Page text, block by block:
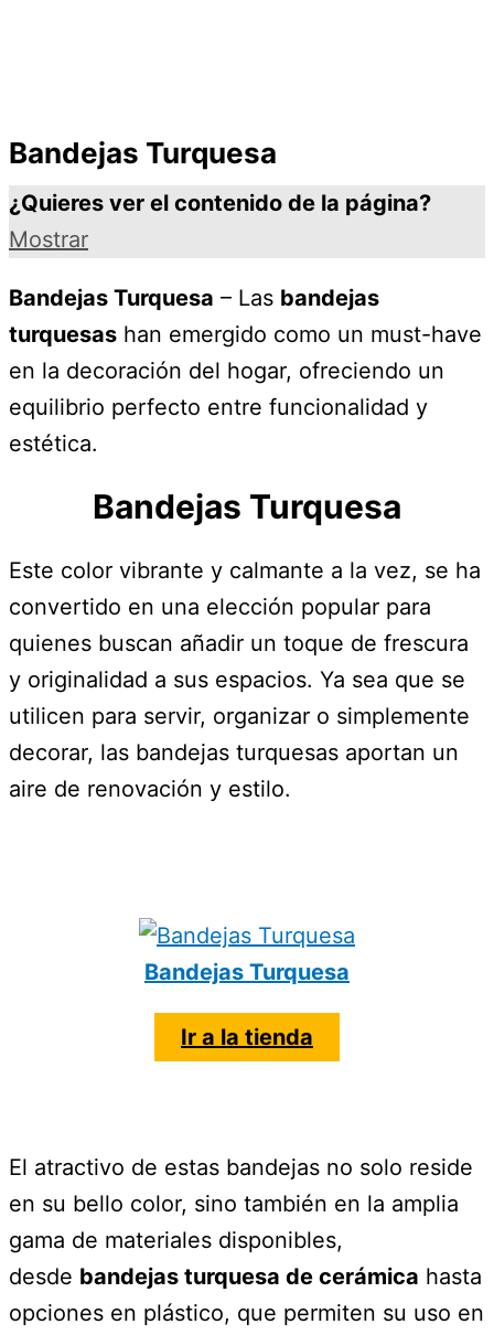
Bandejas Turquesa
¿Quieres ver el contenido de la página?
Mostrar
Bandejas Turquesa – Las bandejas
turquesas han emergido como un must-have
en la decoración del hogar, ofreciendo un
equilibrio perfecto entre funcionalidad y
estética.
Bandejas Turquesa
Este color vibrante y calmante a la vez, se ha
convertido en una elección popular para
quienes buscan añadir un toque de frescura
y originalidad a sus espacios. Ya sea que se
utilicen para servir, organizar o simplemente
decorar, las bandejas turquesas aportan un
aire de renovación y estilo.
Bandejas Turquesa
Ir a la tienda
El atractivo de estas bandejas no solo reside
en su bello color, sino también en la amplia
gama de materiales disponibles,
desde bandejas turquesa de cerámica hasta
opciones en plástico, que permiten su uso en